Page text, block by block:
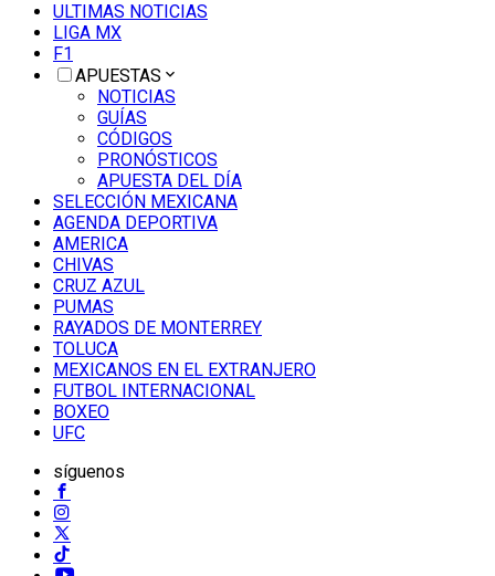
ULTIMAS NOTICIAS
LIGA MX
F1
APUESTAS
NOTICIAS
GUÍAS
CÓDIGOS
PRONÓSTICOS
APUESTA DEL DÍA
SELECCIÓN MEXICANA
AGENDA DEPORTIVA
AMERICA
CHIVAS
CRUZ AZUL
PUMAS
RAYADOS DE MONTERREY
TOLUCA
MEXICANOS EN EL EXTRANJERO
FUTBOL INTERNACIONAL
BOXEO
UFC
síguenos